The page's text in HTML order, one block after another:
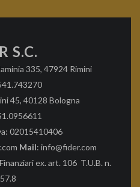
S.C.
335, 47924 Rimini
45, 40128 Bologna
02015410406
Mail: info@fider.com
ex. art. 106 T.U.B. n.